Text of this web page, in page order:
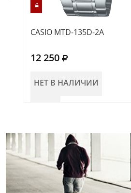
CASIO MTD-135D-2A
12 250
НЕТ В НАЛИЧИИ